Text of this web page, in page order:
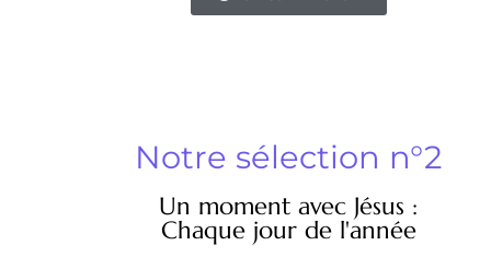
Notre sélection n°2
Un moment avec Jésus :
Chaque jour de l'année